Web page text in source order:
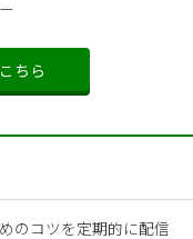
ちら
のコツを定期的に配信